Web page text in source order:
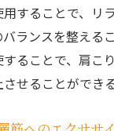
することで、リ
ランスを整える
ることで、肩こ
せることができ